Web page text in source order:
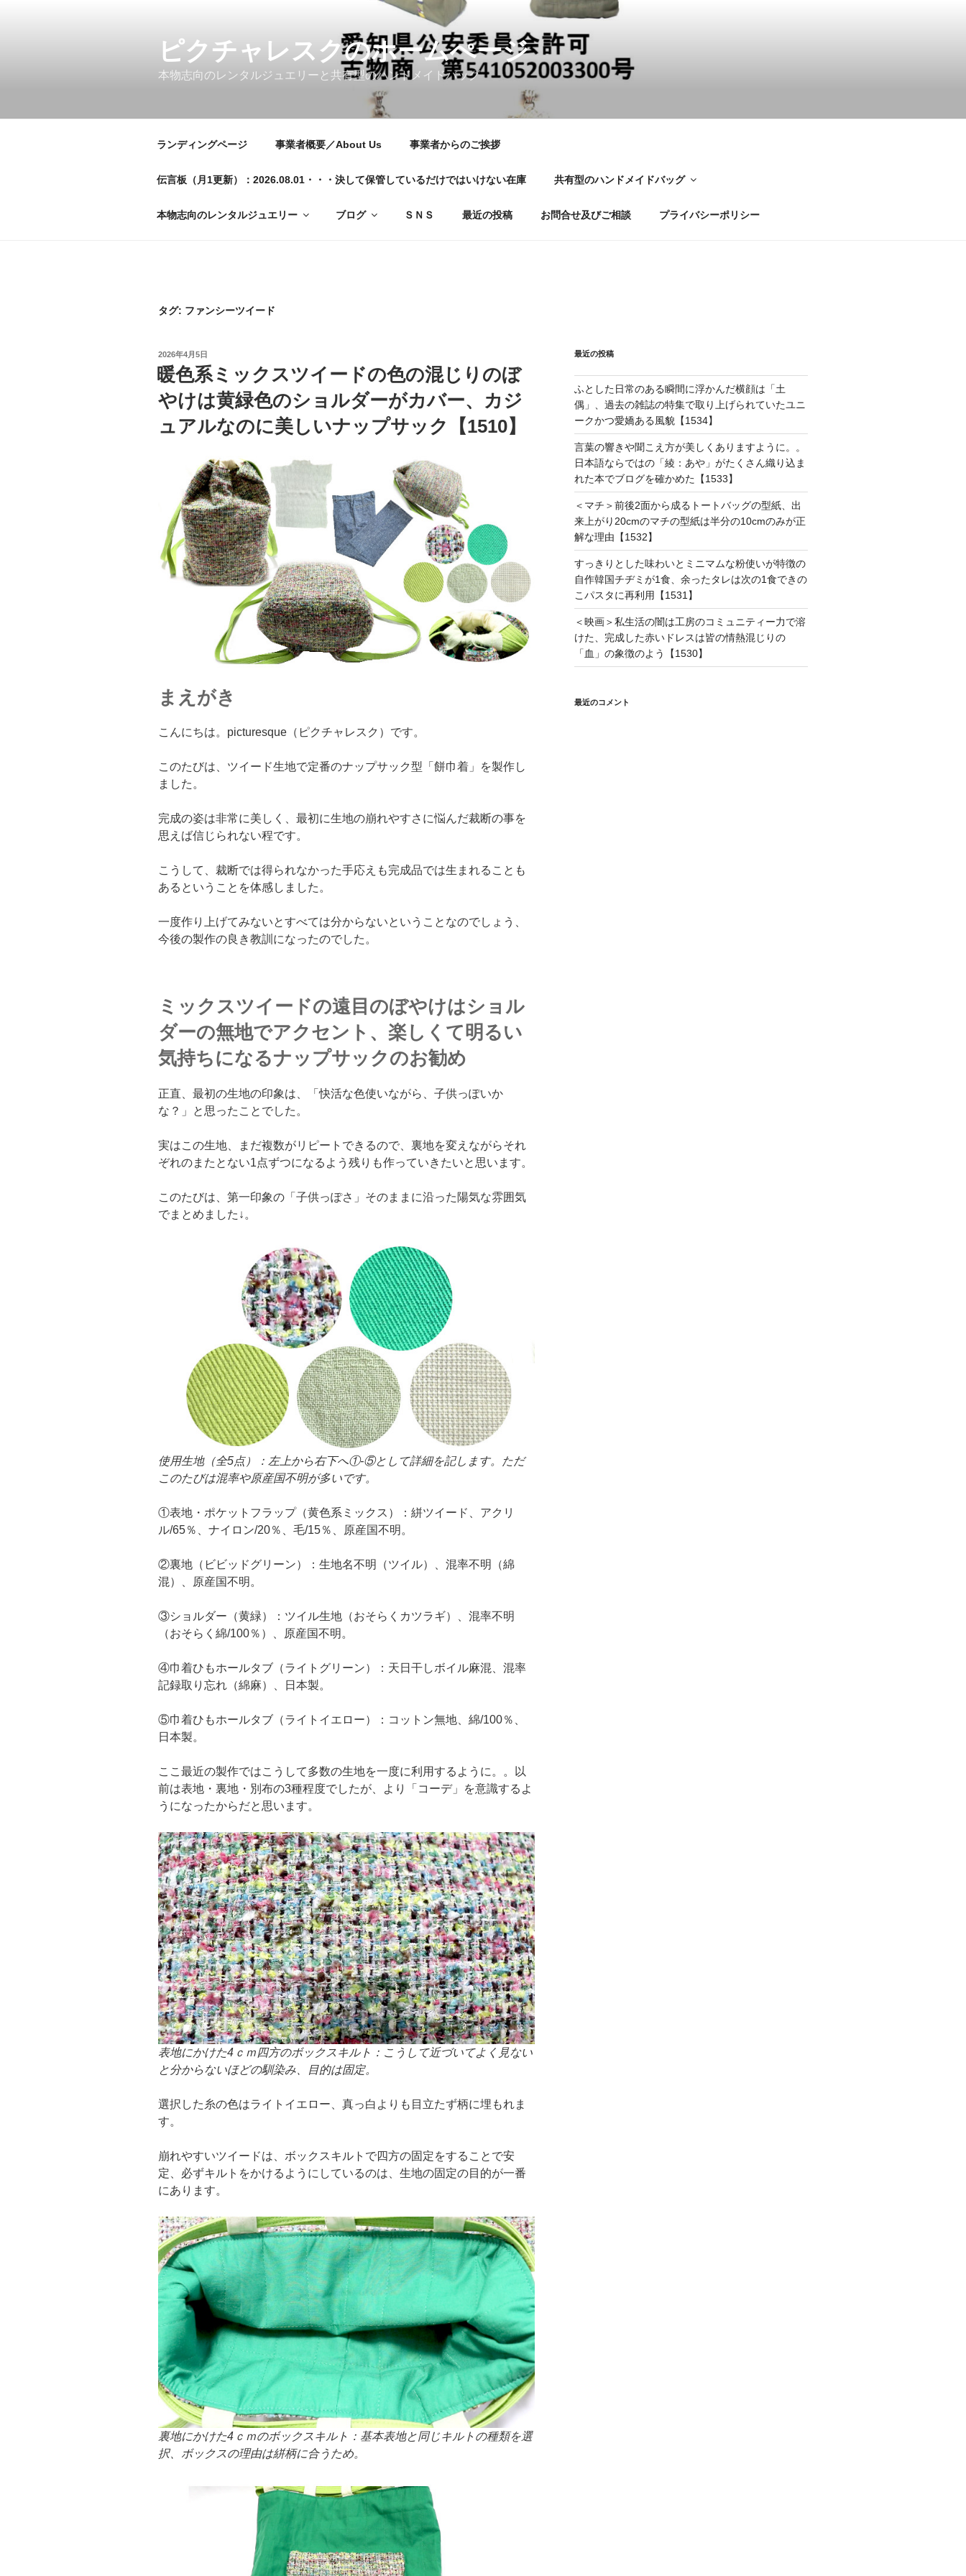
ピクチャレスクのホームぺージ
本物志向のレンタルジュエリーと共有型のハンドメイドバッグ
ランディングページ 事業者概要／About Us 事業者からのご挨拶
伝言板（月1更新）：2026.08.01・・・決して保管しているだけではいけない在庫 共有型のハンドメイドバッグ
本物志向のレンタルジュエリー ブログ ＳＮＳ 最近の投稿 お問合せ及びご相談 プライバシーポリシー
タグ: ファンシーツイード
投
稿
日:
2026年4月5日
暖色系ミックスツイードの色の混じりのぼ
やけは黄緑色のショルダーがカバー、カジ
ュアルなのに美しいナップサック【1510】
まえがき
こんにちは。picturesque（ピクチャレスク）です。
このたびは、ツイード生地で定番のナップサック型「餅巾着」を製作し
ました。
完成の姿は非常に美しく、最初に生地の崩れやすさに悩んだ裁断の事を
思えば信じられない程です。
こうして、裁断では得られなかった手応えも完成品では生まれることも
あるということを体感しました。
一度作り上げてみないとすべては分からないということなのでしょう、
今後の製作の良き教訓になったのでした。
ミックスツイードの遠目のぼやけはショル
ダーの無地でアクセント、楽しくて明るい
気持ちになるナップサックのお勧め
正直、最初の生地の印象は、「快活な色使いながら、子供っぽいか
な？」と思ったことでした。
実はこの生地、まだ複数がリピートできるので、裏地を変えながらそれ
ぞれのまたとない1点ずつになるよう残りも作っていきたいと思います。
このたびは、第一印象の「子供っぽさ」そのままに沿った陽気な雰囲気
でまとめました↓。
使用生地（全5点）：左上から右下へ①-⑤として詳細を記します。ただ
このたびは混率や原産国不明が多いです。
①表地・ポケットフラップ（黄色系ミックス）：絣ツイード、アクリ
ル/65％、ナイロン/20％、毛/15％、原産国不明。
②裏地（ビビッドグリーン）：生地名不明（ツイル）、混率不明（綿
混）、原産国不明。
③ショルダー（黄緑）：ツイル生地（おそらくカツラギ）、混率不明
（おそらく綿/100％）、原産国不明。
④巾着ひもホールタブ（ライトグリーン）：天日干しボイル麻混、混率
記録取り忘れ（綿麻）、日本製。
⑤巾着ひもホールタブ（ライトイエロー）：コットン無地、綿/100％、
日本製。
ここ最近の製作ではこうして多数の生地を一度に利用するように。。以
前は表地・裏地・別布の3種程度でしたが、より「コーデ」を意識するよ
うになったからだと思います。
表地にかけた4ｃｍ四方のボックスキルト：こうして近づいてよく見ない
と分からないほどの馴染み、目的は固定。
選択した糸の色はライトイエロー、真っ白よりも目立たず柄に埋もれま
す。
崩れやすいツイードは、ボックスキルトで四方の固定をすることで安
定、必ずキルトをかけるようにしているのは、生地の固定の目的が一番
にあります。
裏地にかけた4ｃｍのボックスキルト：基本表地と同じキルトの種類を選
択、ボックスの理由は絣柄に合うため。
最近の投稿
ふとした日常のある瞬間に浮かんだ横顔は「土
偶」、過去の雑誌の特集で取り上げられていたユニ
ークかつ愛嬌ある風貌【1534】
言葉の響きや聞こえ方が美しくありますように。。
日本語ならではの「綾：あや」がたくさん織り込ま
れた本でブログを確かめた【1533】
＜マチ＞前後2面から成るトートバッグの型紙、出
来上がり20cmのマチの型紙は半分の10cmのみが正
解な理由【1532】
すっきりとした味わいとミニマムな粉使いが特徴の
自作韓国チヂミが1食、余ったタレは次の1食できの
こパスタに再利用【1531】
＜映画＞私生活の闇は工房のコミュニティー力で溶
けた、完成した赤いドレスは皆の情熱混じりの
「血」の象徴のよう【1530】
最近のコメント